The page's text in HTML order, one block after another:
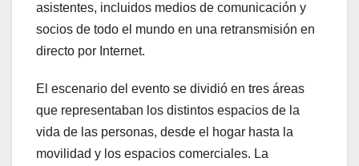
asistentes, incluidos medios de comunicación y
socios de todo el mundo en una retransmisión en
directo por Internet.
El escenario del evento se dividió en tres áreas
que representaban los distintos espacios de la
vida de las personas, desde el hogar hasta la
movilidad y los espacios comerciales. La